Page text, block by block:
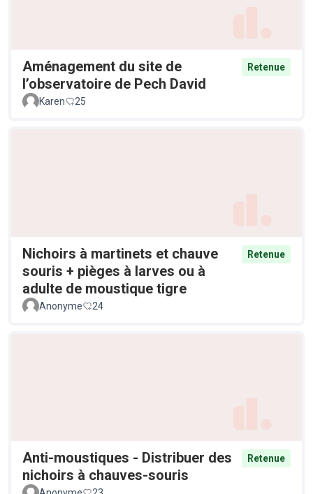
Aménagement du site de
l’observatoire de Pech David
Retenue
Karen 25
Nichoirs à martinets et chauve
souris + pièges à larves ou à
adulte de moustique tigre
Retenue
Anonyme 24
Anti-moustiques - Distribuer des
nichoirs à chauves-souris
Retenue